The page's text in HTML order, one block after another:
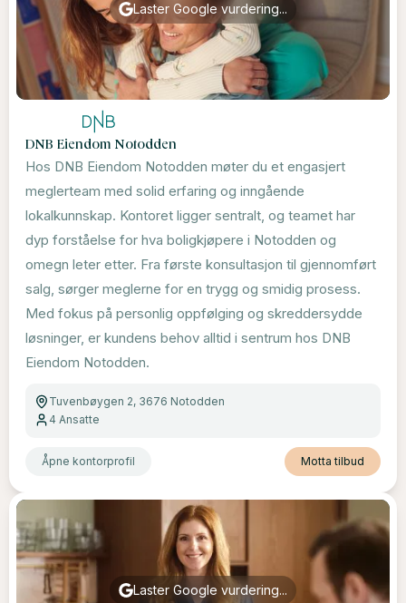
Laster Google vurdering...
DNB Eiendom Notodden
Hos DNB Eiendom Notodden møter du et engasjert
meglerteam med solid erfaring og inngående
lokalkunnskap. Kontoret ligger sentralt, og teamet har
dyp forståelse for hva boligkjøpere i Notodden og
omegn leter etter. Fra første konsultasjon til gjennomført
salg, sørger meglerne for en trygg og smidig prosess.
Med fokus på personlig oppfølging og skreddersydde
løsninger, er kundens behov alltid i sentrum hos DNB
Eiendom Notodden.
Tuvenbøygen 2, 3676 Notodden
4 Ansatte
Åpne kontorprofil Motta tilbud
Laster Google vurdering...